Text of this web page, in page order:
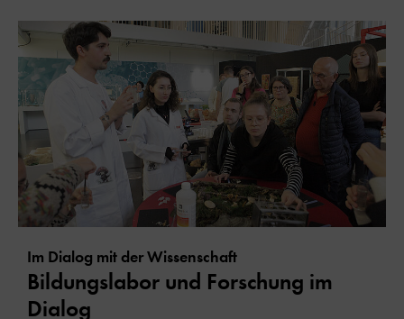
Im Dialog mit der Wissenschaft
Bildungslabor und Forschung im
Dialog